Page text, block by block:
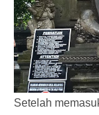
Setelah